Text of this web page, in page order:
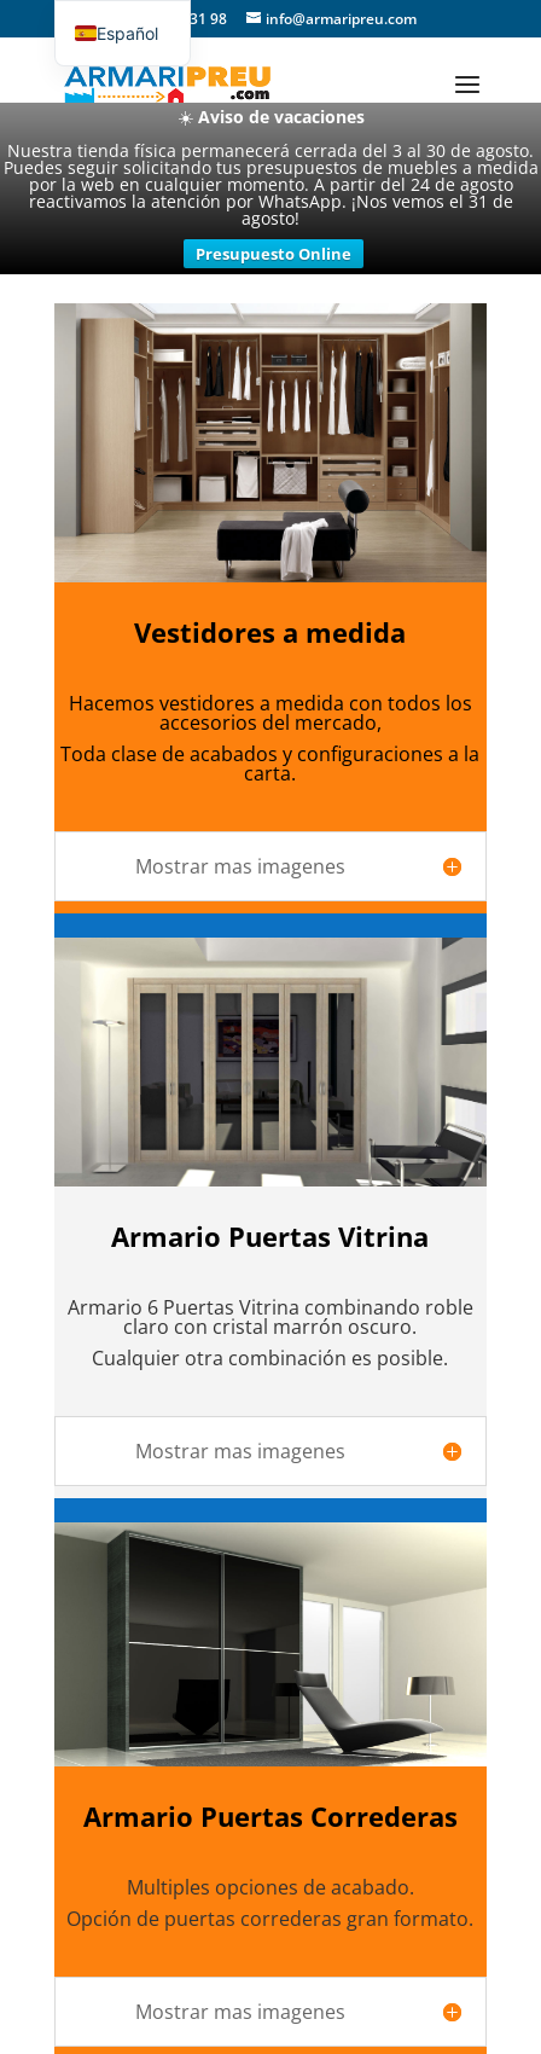
☀️ Aviso de vacaciones
Nuestra tienda física permanecerá cerrada del 3 al 30 de agosto.
Puedes seguir solicitando tus presupuestos de muebles a medida
por la web en cualquier momento. A partir del 24 de agosto
reactivamos la atención por WhatsApp. ¡Nos vemos el 31 de
agosto!
Presupuesto Online
93 357 31 98 info@armaripreu.com
Vestidores a medida
Hacemos vestidores a medida con todos los
accesorios del mercado,
Toda clase de acabados y configuraciones a la
carta.
Mostrar mas imagenes
Armario Puertas Vitrina
Armario 6 Puertas Vitrina combinando roble
claro con cristal marrón oscuro.
Cualquier otra combinación es posible.
Mostrar mas imagenes
Armario Puertas Correderas
Multiples opciones de acabado.
Opción de puertas correderas gran formato.
Mostrar mas imagenes
Español
Català